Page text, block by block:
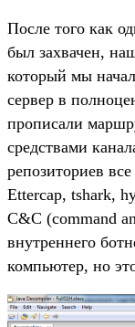
После того как
был захвачен,
который мы
сервер в
прописали
средствами
репозиториев
Ettercap, tshark,
C&C (command
внутреннего
компьютер, но